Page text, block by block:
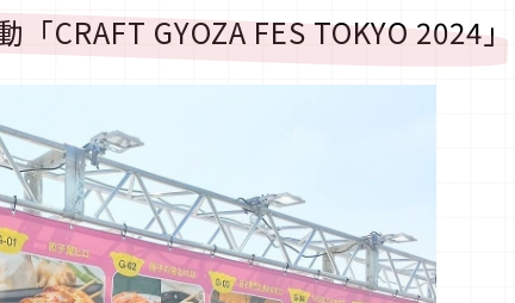
CRAFT GYOZA FES TOKYO 2024」